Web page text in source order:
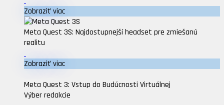
Zobraziť viac
Meta Quest 3S: Najdostupnejší headset pre zmiešanú
realitu
Zobraziť viac
Meta Quest 3: Vstup do Budúcnosti Virtuálnej
Výber redakcie